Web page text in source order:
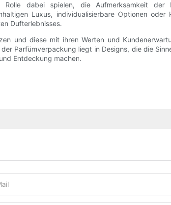
dabei spielen, die Aufmerksamkeit der
Luxus, individualisierbare Optionen oder
Dufterlebnisses.
und diese mit ihren Werten und
Parfümverpackung liegt in Designs, die die
Entdeckung machen.